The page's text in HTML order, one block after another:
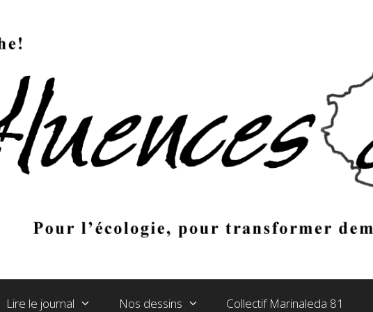
Lire le journal Nos dessins Collectif Marinaleda 81